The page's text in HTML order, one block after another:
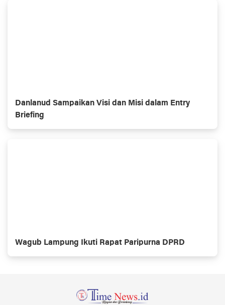
Danlanud Sampaikan Visi dan Misi dalam Entry
Briefing
Wagub Lampung Ikuti Rapat Paripurna DPRD